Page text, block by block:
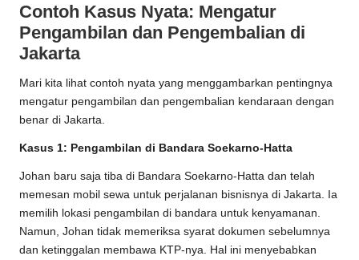
Contoh Kasus Nyata: Mengatur
Pengambilan dan Pengembalian di
Jakarta
Mari kita lihat contoh nyata yang menggambarkan pentingnya
mengatur pengambilan dan pengembalian kendaraan dengan
benar di Jakarta.
Kasus 1: Pengambilan di Bandara Soekarno-Hatta
Johan baru saja tiba di Bandara Soekarno-Hatta dan telah
memesan mobil sewa untuk perjalanan bisnisnya di Jakarta. Ia
memilih lokasi pengambilan di bandara untuk kenyamanan.
Namun, Johan tidak memeriksa syarat dokumen sebelumnya
dan ketinggalan membawa KTP-nya. Hal ini menyebabkan